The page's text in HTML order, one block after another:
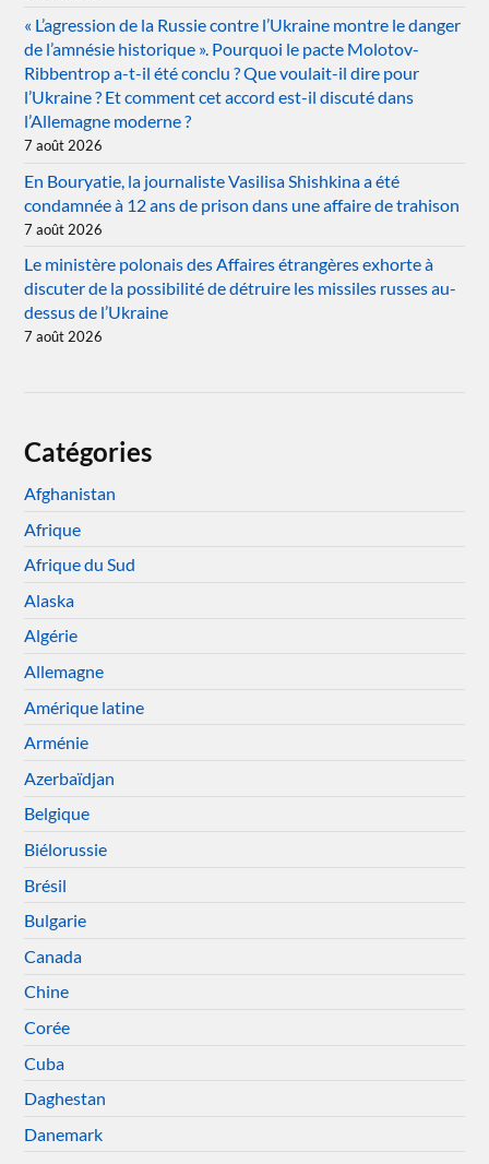
« L’agression de la Russie contre l’Ukraine montre le danger
de l’amnésie historique ». Pourquoi le pacte Molotov-
Ribbentrop a-t-il été conclu ? Que voulait-il dire pour
l’Ukraine ? Et comment cet accord est-il discuté dans
l’Allemagne moderne ?
7 août 2026
En Bouryatie, la journaliste Vasilisa Shishkina a été
condamnée à 12 ans de prison dans une affaire de trahison
7 août 2026
Le ministère polonais des Affaires étrangères exhorte à
discuter de la possibilité de détruire les missiles russes au-
dessus de l’Ukraine
7 août 2026
Catégories
Afghanistan
Afrique
Afrique du Sud
Alaska
Algérie
Allemagne
Amérique latine
Arménie
Azerbaïdjan
Belgique
Biélorussie
Brésil
Bulgarie
Canada
Chine
Corée
Cuba
Daghestan
Danemark